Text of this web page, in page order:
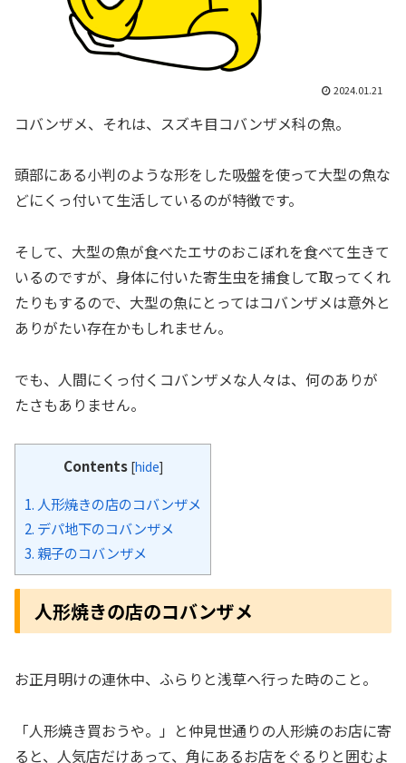
2024.01.21
コバンザメ、それは、スズキ目コバンザメ科の魚。
頭部にある小判のような形をした吸盤を使って大型の魚な
どにくっ付いて生活しているのが特徴です。
そして、大型の魚が食べたエサのおこぼれを食べて生きて
いるのですが、身体に付いた寄生虫を捕食して取ってくれ
たりもするので、大型の魚にとってはコバンザメは意外と
ありがたい存在かもしれません。
でも、人間にくっ付くコバンザメな人々は、何のありが
たさもありません。
Contents [hide]
1. 人形焼きの店のコバンザメ
2. デパ地下のコバンザメ
3. 親子のコバンザメ
人形焼きの店のコバンザメ
お正月明けの連休中、ふらりと浅草へ行った時のこと。
「人形焼き買おうや。」と仲見世通りの人形焼のお店に寄
ると、人気店だけあって、角にあるお店をぐるりと囲むよ